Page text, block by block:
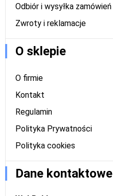
Odbiór i wysyłka zamówień
Zwroty i reklamacje
O sklepie
O firmie
Kontakt
Regulamin
Polityka Prywatności
Polityka cookies
Dane kontaktowe